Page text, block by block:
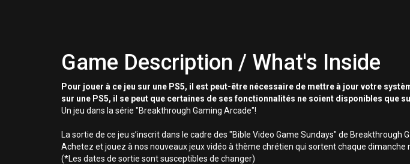
Game Description / What's Inside
Pour jouer à ce jeu sur une PS5, il est peut-être nécessaire de mettre à jour votre
sur une PS5, il se peut que certaines de ses fonctionnalités ne soient disponibles que
Un jeu dans la série "Breakthrough Gaming Arcade"!
La sortie de ce jeu s’inscrit dans le cadre des "Bible Video Game Sundays" de Breakthrough
Achetez et jouez à nos nouveaux jeux vidéo à thème chrétien qui sortent chaque dimanche
(*Les dates de sortie sont susceptibles de changer)